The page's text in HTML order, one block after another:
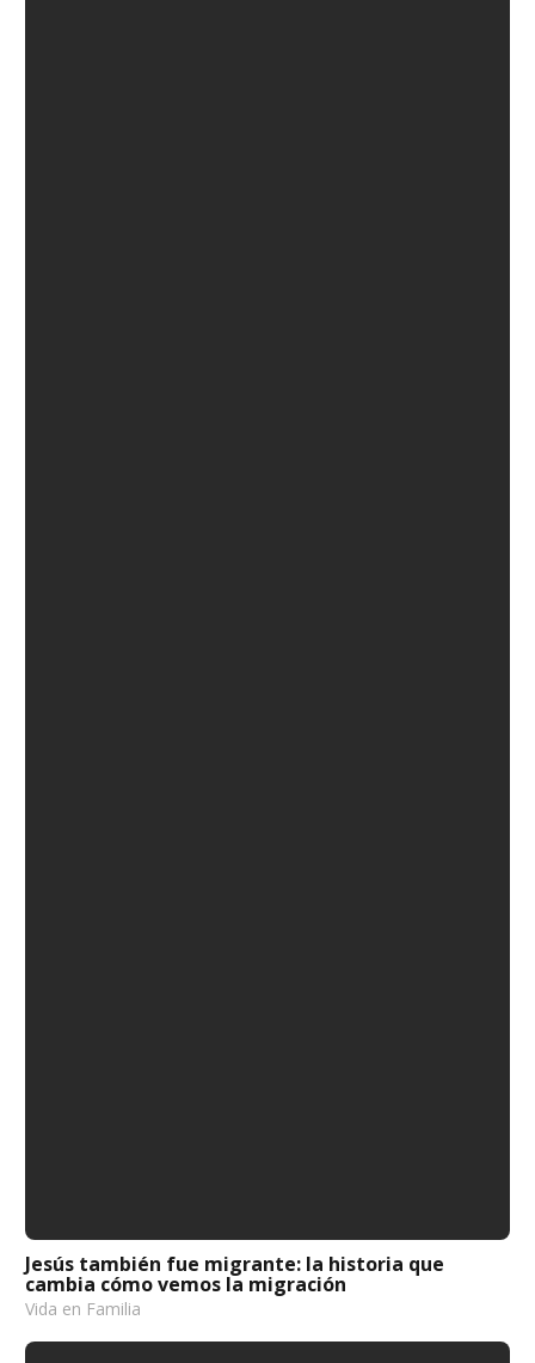
Jesús también fue migrante: la historia que
cambia cómo vemos la migración
Vida en Familia